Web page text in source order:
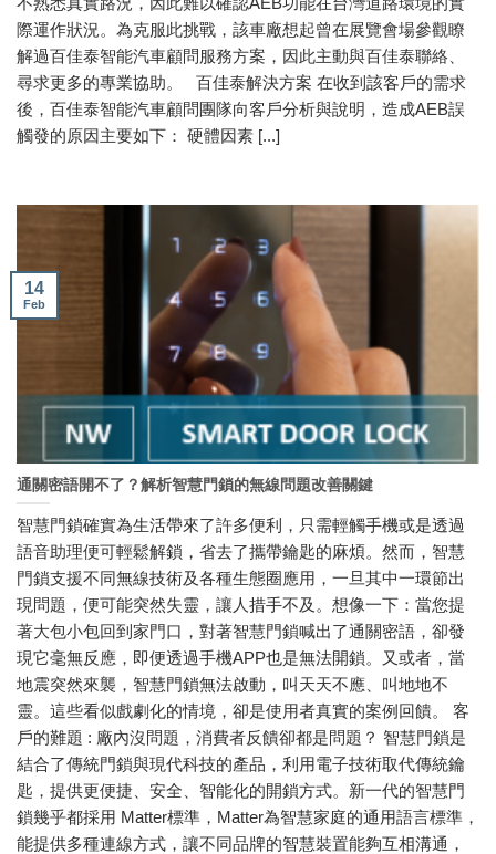
際運作狀況。為克服此挑戰，該車廠想起曾在展覽會場參觀瞭
解過百佳泰智能汽車顧問服務方案，因此主動與百佳泰聯絡、
尋求更多的專業協助。 百佳泰解決方案 在收到該客戶的需求
後，百佳泰智能汽車顧問團隊向客戶分析與說明，造成AEB誤
觸發的原因主要如下： 硬體因素 [...]
通關密語開不了？解析智慧門鎖的無線問題改善關鍵
智慧門鎖確實為生活帶來了許多便利，只需輕觸手機或是透過
語音助理便可輕鬆解鎖，省去了攜帶鑰匙的麻煩。然而，智慧
門鎖支援不同無線技術及各種生態圈應用，一旦其中一環節出
現問題，便可能突然失靈，讓人措手不及。想像一下：當您提
著大包小包回到家門口，對著智慧門鎖喊出了通關密語，卻發
現它毫無反應，即便透過手機APP也是無法開鎖。又或者，當
地震突然來襲，智慧門鎖無法啟動，叫天天不應、叫地地不
靈。這些看似戲劇化的情境，卻是使用者真實的案例回饋。 客
戶的難題 : 廠內沒問題，消費者反饋卻都是問題？ 智慧門鎖是
結合了傳統門鎖與現代科技的產品，利用電子技術取代傳統鑰
匙，提供更便捷、安全、智能化的開鎖方式。新一代的智慧門
鎖幾乎都採用 Matter標準，Matter為智慧家庭的通用語言標準，
能提供多種連線方式，讓不同品牌的智慧裝置能夠互相溝通，
14
Feb